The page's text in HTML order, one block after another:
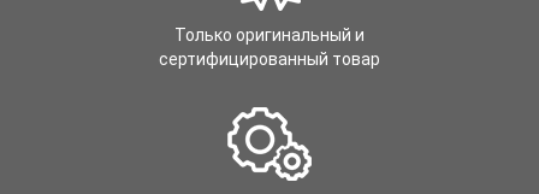
Только оригинальный и
сертифицированный товар